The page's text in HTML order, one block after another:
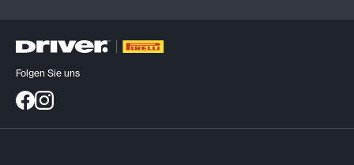
Folgen Sie uns